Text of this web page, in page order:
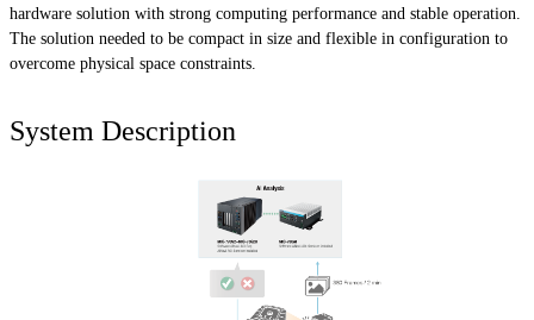
hardware solution with strong computing performance and stable operation.
The solution needed to be compact in size and flexible in configuration to
overcome physical space constraints.
System Description